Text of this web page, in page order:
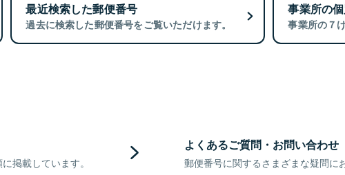
最近検索した郵便番号
過去に検索した郵便番号をご覧いただけます。
事業所の
事業所の７
掲載しています。
よくあるご質問・お問い合わせ
郵便番号に関するさまざまな疑問に